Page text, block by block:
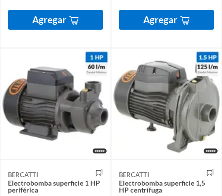
Agregar Agregar
BERCATTI
Electrobomba superficie 1 HP
periférica
BERCATTI
Electrobomba superficie 1,5
HP centrífuga